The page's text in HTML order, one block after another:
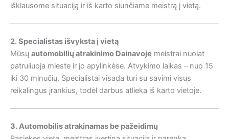
išklausome situaciją ir iš karto siunčiame meistrą į vietą.
2. Specialistas išvyksta į vietą
Mūsų automobilių atrakinimo Dainavoje meistrai nuolat
patruliuoja mieste ir jo apylinkėse. Atvykimo laikas – nuo 15
iki 30 minučių. Specialistai visada turi su savimi visus
reikalingus įrankius, todėl darbus atlieka iš karto vietoje.
3. Automobilis atrakinamas be pažeidimų